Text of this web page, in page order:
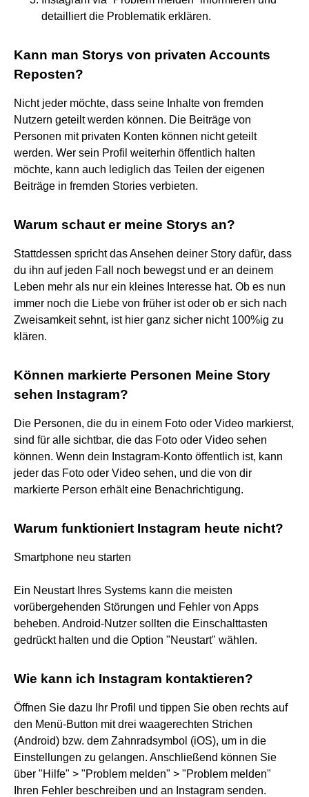
detailliert die Problematik erklären.
Kann man Storys von privaten Accounts
Reposten?
Nicht jeder möchte, dass seine Inhalte von fremden
Nutzern geteilt werden können. Die Beiträge von
Personen mit privaten Konten können nicht geteilt
werden. Wer sein Profil weiterhin öffentlich halten
möchte, kann auch lediglich das Teilen der eigenen
Beiträge in fremden Stories verbieten.
Warum schaut er meine Storys an?
Stattdessen spricht das Ansehen deiner Story dafür, dass
du ihn auf jeden Fall noch bewegst und er an deinem
Leben mehr als nur ein kleines Interesse hat. Ob es nun
immer noch die Liebe von früher ist oder ob er sich nach
Zweisamkeit sehnt, ist hier ganz sicher nicht 100%ig zu
klären.
Können markierte Personen Meine Story
sehen Instagram?
Die Personen, die du in einem Foto oder Video markierst,
sind für alle sichtbar, die das Foto oder Video sehen
können. Wenn dein Instagram-Konto öffentlich ist, kann
jeder das Foto oder Video sehen, und die von dir
markierte Person erhält eine Benachrichtigung.
Warum funktioniert Instagram heute nicht?
Smartphone neu starten
Ein Neustart Ihres Systems kann die meisten
vorübergehenden Störungen und Fehler von Apps
beheben. Android-Nutzer sollten die Einschalttasten
gedrückt halten und die Option "Neustart" wählen.
Wie kann ich Instagram kontaktieren?
Öffnen Sie dazu Ihr Profil und tippen Sie oben rechts auf
den Menü-Button mit drei waagerechten Strichen
(Android) bzw. dem Zahnradsymbol (iOS), um in die
Einstellungen zu gelangen. Anschließend können Sie
über "Hilfe" > "Problem melden" > "Problem melden"
Ihren Fehler beschreiben und an Instagram senden.